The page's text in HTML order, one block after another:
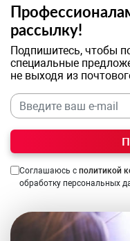
рассылку!
Подпишитесь, чтобы
специальные
не выходя из
Соглашаюсь с политикой
обработку персональных